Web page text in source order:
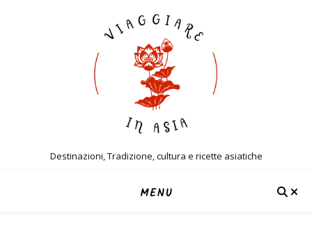
Destinazioni, Tradizione, cultura e ricette asiatiche
MENU